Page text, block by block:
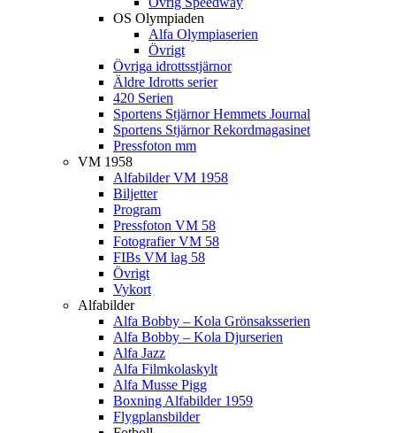
OS Olympiaden
Alfa Olympiaserien
Övrigt
Övriga idrottsstjärnor
Äldre Idrotts serier
420 Serien
Sportens Stjärnor Hemmets Journal
Sportens Stjärnor Rekordmagasinet
Pressfoton mm
VM 1958
Alfabilder VM 1958
Biljetter
Program
Pressfoton VM 58
Fotografier VM 58
FIBs VM lag 58
Övrigt
Vykort
Alfabilder
Alfa Bobby – Kola Grönsaksserien
Alfa Bobby – Kola Djurserien
Alfa Jazz
Alfa Filmkolaskylt
Alfa Musse Pigg
Boxning Alfabilder 1959
Flygplansbilder